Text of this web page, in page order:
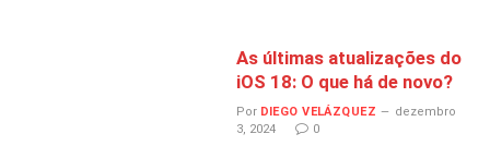
As últimas atualizações do
iOS 18: O que há de novo?
Por DIEGO VELÁZQUEZ
dezembro
3, 2024
0